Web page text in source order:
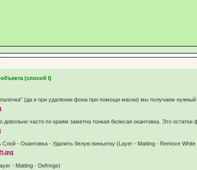
(способ I)
(да и при удалении фона при помощи маски) мы получаем нужный
часто по краям заметна тонкая белесая окантовка. Это остатки
- Окантовка - Удалить белую виньетку (Layer - Matting - Remove White
- Matting - Defringe)